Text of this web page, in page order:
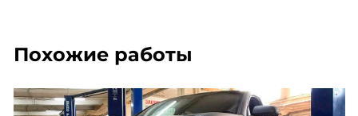
Похожие работы